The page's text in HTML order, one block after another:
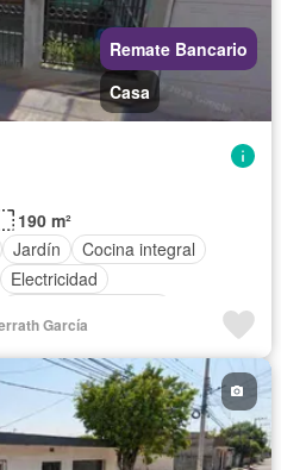
Remate Bancario
Casa
190 m²
Jardín
Cocina integral
Electricidad
closet
Wifi
García